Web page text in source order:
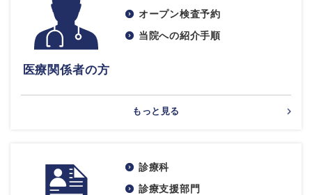
医療関係者の方
オープン検査予約
当院への紹介手順
もっと見る
診療科
診療支援部門